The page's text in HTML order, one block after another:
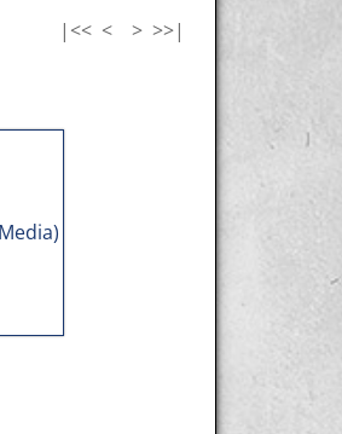
|<< < > >>|